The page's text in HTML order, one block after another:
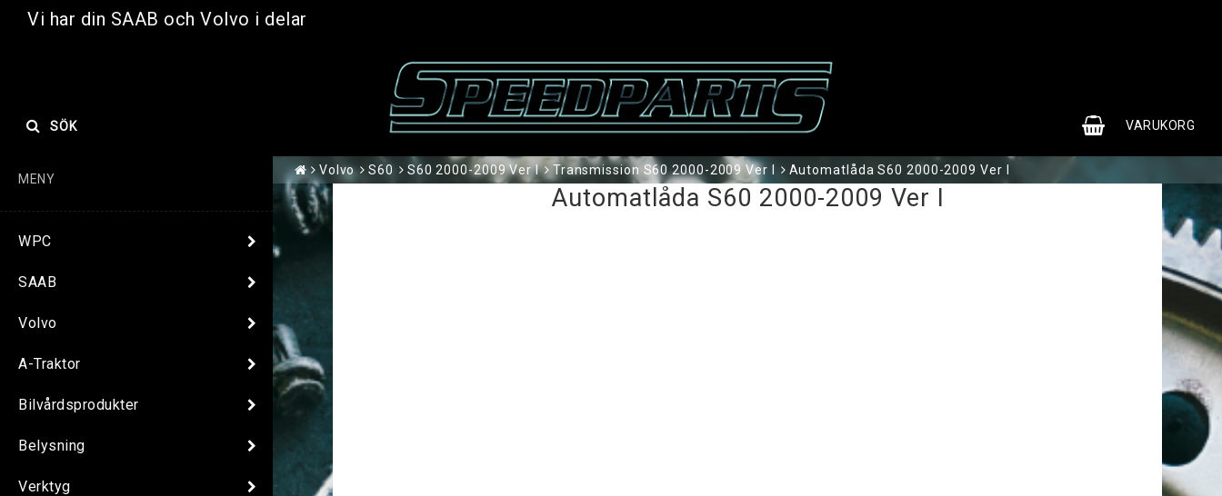
Vi har din SAAB och Volvo i delar
VARUKORG
SÖK
MENY
WPC
SAAB
Volvo
A-Traktor
Bilvårdsprodukter
Belysning
Verktyg
Volvo S60 S60 2000-2009 Ver I Transmission S60 2000-2009 Ver I Automatlåda S60 2000-2009 Ver I
Automatlåda S60 2000-2009 Ver I